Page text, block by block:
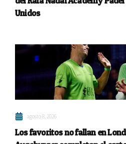
Unidos
agosto 8, 2026
Los favoritos no fallan en